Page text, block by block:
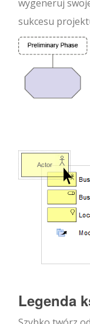
wygeneruj
sukcesu
Legenda